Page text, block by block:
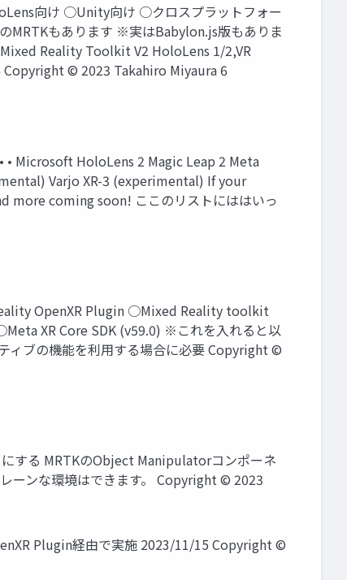
向け ○Unity向け ○クロスプラットフォー
MRTKもあります ※実はBabylon.js版もありま
Reality Toolkit V2 HoloLens 1/2,VR
© 2023 Takahiro Miyaura 6
• Microsoft HoloLens 2 Magic Leap 2 Meta
Varjo XR-3 (experimental) If your
coming soon! ここのリストにははいっ
OpenXR Plugin ○Mixed Reality toolkit
XR Core SDK (v59.0) ※これを入れると以
ィブの機能を利用する場合に必要 Copyright ©
する MRTKのObject Manipulatorコンポーネ
ーンな環境はできます。 Copyright © 2023
Plugin経由で実施 2023/11/15 Copyright ©